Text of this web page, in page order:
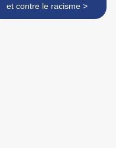
et contre le racisme >